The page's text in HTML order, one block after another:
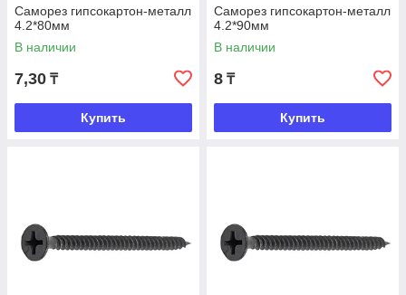
Саморез гипсокартон-металл
4.2*80мм
В наличии
7,30 ₸
Купить
Саморез гипсокартон-металл
4.2*90мм
В наличии
8 ₸
Купить